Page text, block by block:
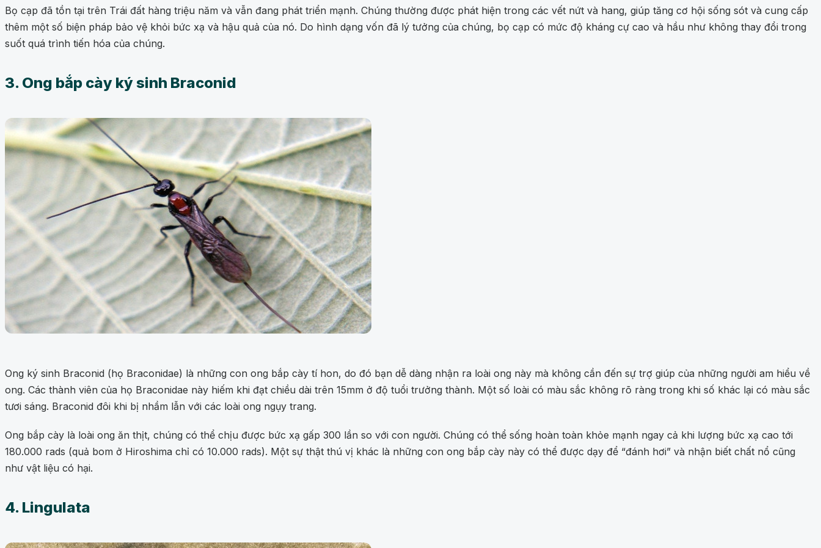
Bọ cạp đã tồn tại trên Trái đất hàng triệu năm và vẫn đang phát triển mạnh. Chúng thường được phát hiện trong các vết nứt và hang, giúp tăng cơ hội sống sót và cung cấp
thêm một số biện pháp bảo vệ khỏi bức xạ và hậu quả của nó. Do hình dạng vốn đã lý tưởng của chúng, bọ cạp có mức độ kháng cự cao và hầu như không thay đổi trong
suốt quá trình tiến hóa của chúng.
3. Ong bắp cày ký sinh Braconid
Ong ký sinh Braconid (họ Braconidae) là những con ong bắp cày tí hon, do đó bạn dễ dàng nhận ra loài ong này mà không cần đến sự trợ giúp của những người am hiểu về
ong. Các thành viên của họ Braconidae này hiếm khi đạt chiều dài trên 15mm ở độ tuổi trưởng thành. Một số loài có màu sắc không rõ ràng trong khi số khác lại có màu sắc
tươi sáng. Braconid đôi khi bị nhầm lẫn với các loài ong ngụy trang.
Ong bắp cày là loài ong ăn thịt, chúng có thể chịu được bức xạ gấp 300 lần so với con người. Chúng có thể sống hoàn toàn khỏe mạnh ngay cả khi lượng bức xạ cao tới
180.000 rads (quả bom ở Hiroshima chỉ có 10.000 rads). Một sự thật thú vị khác là những con ong bắp cày này có thể được dạy để “đánh hơi” và nhận biết chất nổ cũng
như vật liệu có hại.
4. Lingulata